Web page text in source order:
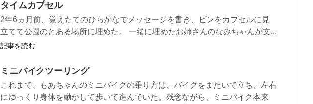
タイムカプセル
2年6ヵ月前、覚えたてのひらがなでメッセージを書き、ビンをカプセルに見
立てて公園のとある場所に埋めた。 一緒に埋めたお姉さんのなみちゃんが文...
記事を読む
ミニバイクツーリング
これまで、もあちゃんのミニバイクの乗り方は、バイクをまたいで立ち、左右
にゆっくり身体を動かして歩いて進んでいた。残念ながら、ミニバイク本来